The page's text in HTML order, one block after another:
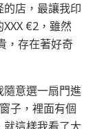
店，最讓我印
€2，雖然
，存在著好奇
意選一扇門進
子，裡面有個